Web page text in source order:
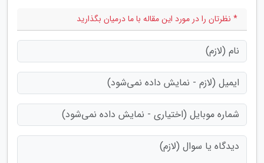
* نظرتان را در مورد این مقاله با ما درمیان بگذارید